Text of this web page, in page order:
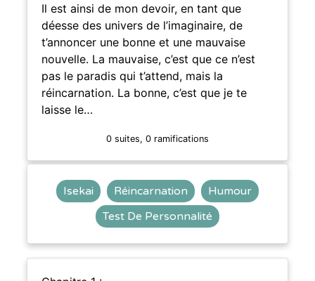
Il est ainsi de mon devoir, en tant que
déesse des univers de l’imaginaire, de
t’annoncer une bonne et une mauvaise
nouvelle. La mauvaise, c’est que ce n’est
pas le paradis qui t’attend, mais la
réincarnation. La bonne, c’est que je te
laisse le…
0 suites, 0 ramifications
Isekai Réincarnation
Humour
Test De Personnalité